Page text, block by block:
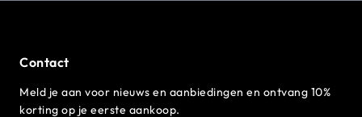
Contact
Meld je aan voor nieuws en aanbiedingen en ontvang 10%
korting op je eerste aankoop.